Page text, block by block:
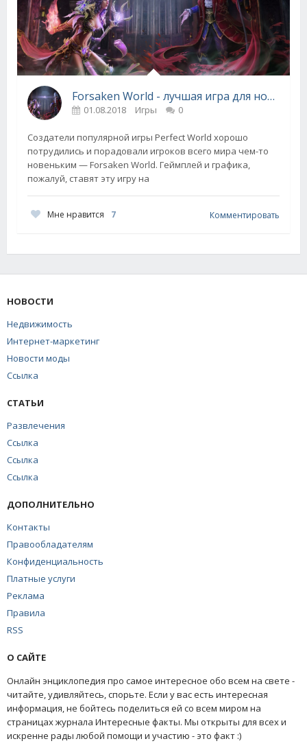
Forsaken World - лучшая игра для новичков
01.08.2018 Игры 0
Создатели популярной игры Perfect World хорошо
потрудились и порадовали игроков всего мира чем-то
новеньким — Forsaken World. Геймплей и графика,
пожалуй, ставят эту игру на
Мне нравится 7 Комментировать
НОВОСТИ
Недвижимость
Интернет-маркетинг
Новости моды
Ссылка
СТАТЬИ
Развлечения
Ссылка
Ссылка
Ссылка
ДОПОЛНИТЕЛЬНО
Контакты
Правообладателям
Конфиденциальность
Платные услуги
Реклама
Правила
RSS
О САЙТЕ
Онлайн энциклопедия про самое интересное обо всем на свете -
читайте, удивляйтесь, спорьте. Если у вас есть интересная
информация, не бойтесь поделиться ей со всем миром на
страницах журнала Интересные факты. Мы открыты для всех и
искренне рады любой помощи и участию - это факт :)